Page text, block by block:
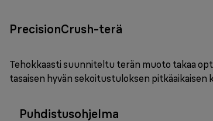
PrecisionCrush-terä
Tehokkaasti suunniteltu terän muoto takaa
tasaisen hyvän sekoitustuloksen pitkäaikaisen
Puhdistusohjelma